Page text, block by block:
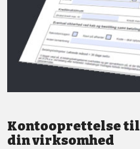
Kontooprettelse til
din virksomhed